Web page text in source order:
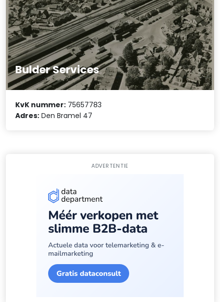
Bulder Services
KvK nummer: 75657783
Adres: Den Bramel 47
ADVERTENTIE